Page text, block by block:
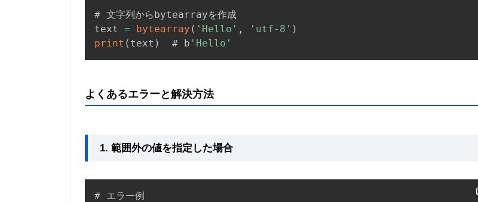
# 文字列からbytearrayを作成
text = bytearray ( 'Hello' , 'utf-8' )
print ( text )
  # b
'Hello'
よくあるエラーと解決方法
1. 範囲外の値を指定した場合